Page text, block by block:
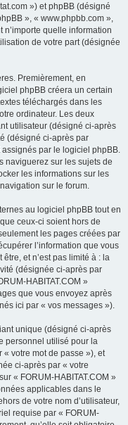
») et phpBB (désigné
», « www.phpbb.com »,
quelle information
de votre part (désignée
Premièrement, en
phpBB créera un certain
téléchargés dans les
ordinateur. Les deux
utilisateur (désigné ci-après
(désigné ci-après par
par le logiciel phpBB.
naviguerez sur les sujets de
les informations sur les
sur le forum.
au logiciel phpBB tout en
ceux-ci soient hors de
les pages créées par
l’information que vous
et n’est pas limité à : la
(désignée ci-après par
HABITAT.COM »
que vous envoyez après
ici par « vos messages »).
unique (désigné ci-après
personnel utilisé pour la
votre mot de passe »), et
ci-après par « votre
« FORUM-HABITAT.COM »
applicables dans le
de votre nom d’utilisateur,
requise par « FORUM-